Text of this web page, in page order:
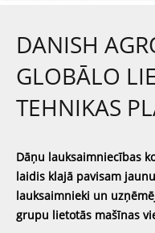
DANISH
GLOBĀLO
TEHNIKAS
Dāņu lauksaimniecības
laidis klajā pavisam
lauksaimnieki un
grupu lietotās mašīnas